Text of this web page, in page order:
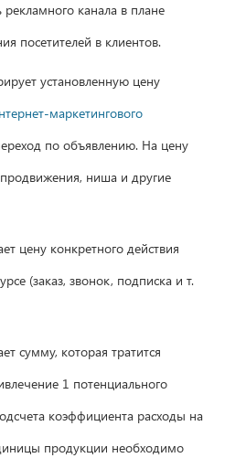
рекламного канала в плане
посетителей в клиентов.
установленную цену
маркетингового
по объявлению. На цену
продвижения, ниша и другие
цену конкретного действия
(заказ, звонок, подписка и т.
сумму, которая тратится
1 потенциального
коэффициента расходы на
продукции необходимо